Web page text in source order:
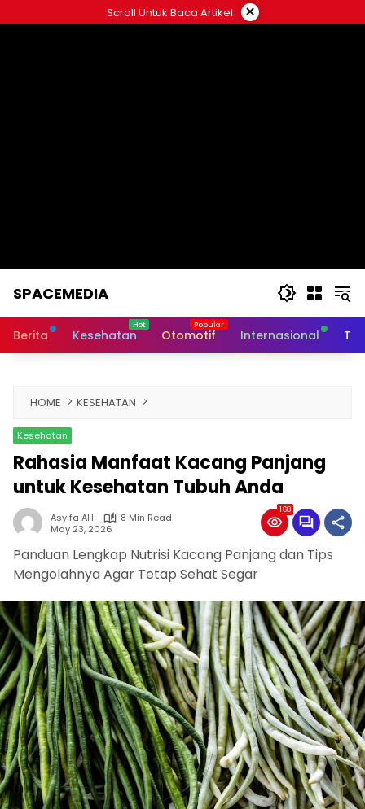
to
Scroll Untuk Baca Artikel ×
SPACEMEDIA
Berita Kesehatan Otomotif Internasional
HOME KESEHATAN
Kesehatan
Rahasia Manfaat Kacang Panjang
untuk Kesehatan Tubuh Anda
Asyifa AH
8 Min Read
May 23, 2026
168
Panduan Lengkap Nutrisi Kacang Panjang dan Tips
Mengolahnya Agar Tetap Sehat Segar